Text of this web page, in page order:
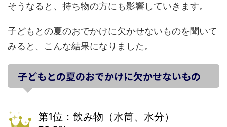
そうなると、持ち物の方にも影響していきます。
子どもとの夏のおでかけに欠かせないものを聞いて
みると、こんな結果になりました。
子どもとの夏のおでかけに欠かせないもの
第1位：飲み物（水筒、水分）